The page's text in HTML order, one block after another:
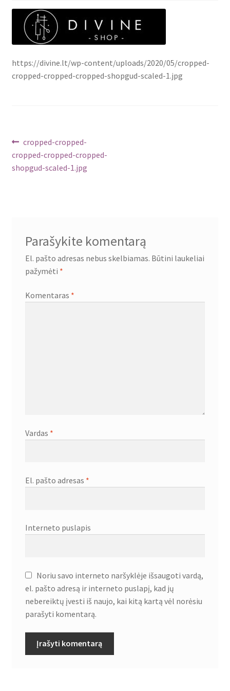
https://divine.lt/wp-content/uploads/2020/05/cropped-
cropped-cropped-cropped-shopgud-scaled-1.jpg
Navigacija
tarp
Ankstenis
įrašas:
cropped-cropped-
cropped-cropped-cropped-
shopgud-scaled-1.jpg
Parašykite komentarą
El. pašto adresas nebus skelbiamas. Būtini laukeliai
pažymėti *
Komentaras *
Vardas *
El. pašto adresas *
Interneto puslapis
Noriu savo interneto naršyklėje išsaugoti vardą,
el. pašto adresą ir interneto puslapį, kad jų
nebereiktų įvesti iš naujo, kai kitą kartą vėl norėsiu
parašyti komentarą.